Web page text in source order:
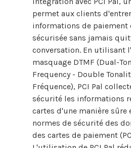
permet aux clients
informations de paiement
sécurisée sans jamais
conversation. En utilisant
masquage DTMF (Dual-
Frequency - Double
Fréquence), PCI Pal
sécurité les informations
cartes d'une manière sûre
normes de sécurité des
des cartes de paiement